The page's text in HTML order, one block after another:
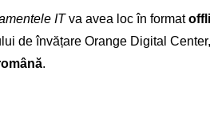
ITva avea loc în format
deînvățare Orange Digital
.